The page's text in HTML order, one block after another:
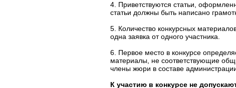
4. Приветствуются статьи,
статьи должны быть написано
5. Количество конкурсных
одна заявка от одного участника.
6. Первое место в конкурсе
материалы, не соответствующие
члены жюри в составе
К участию в конкурсе не